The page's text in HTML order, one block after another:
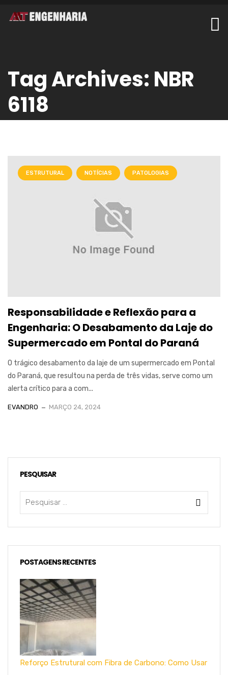
Tag Archives: NBR
6118
ESTRUTURAL NOTÍCIAS PATOLOGIAS
Responsabilidade e Reflexão para a
Engenharia: O Desabamento da Laje do
Supermercado em Pontal do Paraná
O trágico desabamento da laje de um supermercado em Pontal
do Paraná, que resultou na perda de três vidas, serve como um
alerta crítico para a com...
EVANDRO MARÇO 24, 2024
PESQUISAR
POSTAGENS RECENTES
Reforço Estrutural com Fibra de Carbono: Como Usar